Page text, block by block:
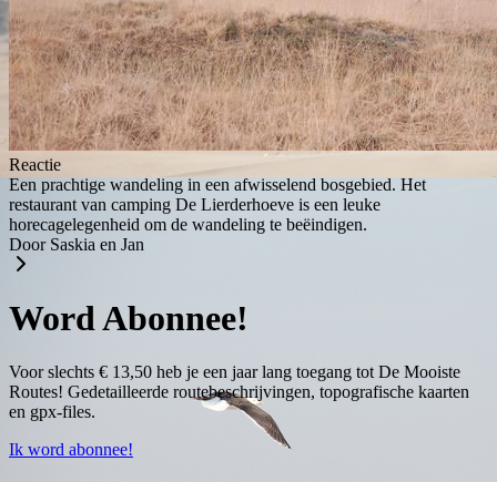
Reactie
Een prachtige wandeling in een afwisselend bosgebied. Het
restaurant van camping De Lierderhoeve is een leuke
horecagelegenheid om de wandeling te beëindigen.
Door Saskia en Jan
Word Abonnee!
Voor slechts € 13,50 heb je een jaar lang toegang tot De Mooiste
Routes! Gedetailleerde routebeschrijvingen, topografische kaarten
en gpx-files.
Ik word abonnee!